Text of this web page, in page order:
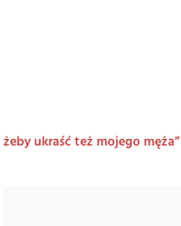
ukraść też mojego męża”